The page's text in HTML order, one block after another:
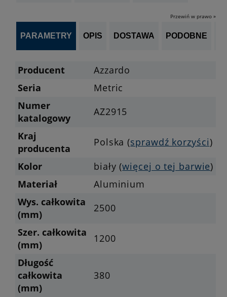
Przewiń w prawo »
PARAMETRY OPIS DOSTAWA PODOBNE
Producent
Azzardo
Seria
Metric
Numer
katalogowy
AZ2915
Kraj
producenta
Polska (sprawdź korzyści)
Kolor
biały (więcej o tej barwie)
Materiał
Aluminium
Wys. całkowita
(mm)
2500
Szer. całkowita
(mm)
1200
Długość
całkowita
(mm)
380